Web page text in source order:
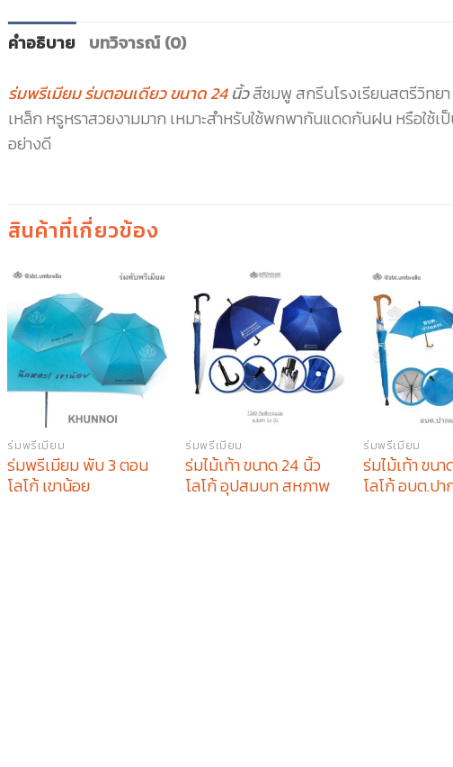
คำอธิบาย บทวิจารณ์ (0)
ร่มพรีเมียม ร่มตอนเดียว ขนาด 24นิ้วสีชมพู สกรีนโรงเรียนสตรีวิทย
เหล็ก หรูหราสวยงามมาก เหมาะสำหรับใช้พกพากันแดดกันฝน หรือใช้เ
อย่างดี
สินค้าที่เกี่ยวข้อง
ร่มพรีเมียม
ร่มพรีเมียม พับ 3 ตอน
โลโก้ เขาน้อย
ร่มพรีเมียม
ร่มไม้เท้า ขนาด 24 นิ้ว
โลโก้ อุปสมบท สหภาพ
ร่มพรีเมียม
ร่มไม้เท้า ขน
โลโก้ อบต.ป